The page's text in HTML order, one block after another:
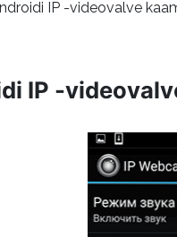
IP -videovalve
IP -